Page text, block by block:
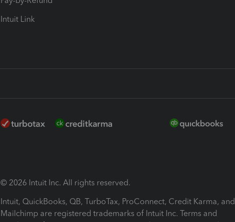
Intuit Link
© 2026 Intuit Inc. All rights reserved.
Intuit, QuickBooks, QB, TurboTax, ProConnect, Credit Karma, and
Mailchimp are registered trademarks of Intuit Inc. Terms and